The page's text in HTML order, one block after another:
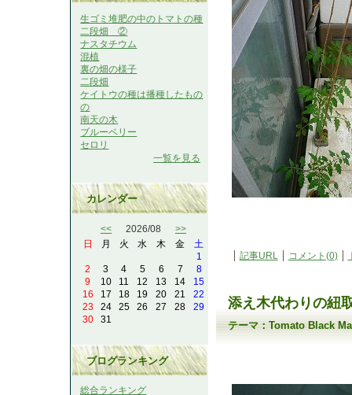
記事URL コメント(0)
添え木代わりの紐
テーマ：Tomato Black
生ゴミ堆肥の中のトマトの種
二段畑 ②
ナスタチウム
混植
裏の畑の様子
二段畑
ケイトウの種は播種したもの
の
南天の木
ブルーベリー
セロリ
一覧を見る
カレンダー
<< 2026/08 >>
日
月 火 水 木 金
土
1
2
3 4 5 6 7
8
9
10 11 12 13 14
15
16
17 18 19 20 21
22
23
24 25 26 27 28
29
30
31
ブログランキング
総合ランキング